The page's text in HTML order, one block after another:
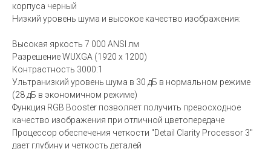
корпуса черный
Низкий уровень шума и высокое качество изображения:
Высокая яркость 7 000 ANSI лм
Разрешение WUXGA (1920 x 1200)
Контрастность 3000:1
Ультранизкий уровень шума в 30 дБ в нормальном режиме
(28 дБ в экономичном режиме)
Функция RGB Booster позволяет получить превосходное
качество изображения при отличной цветопередаче
Процессор обеспечения четкости "Detail Clarity Processor 3"
дает глубину и четкость деталей